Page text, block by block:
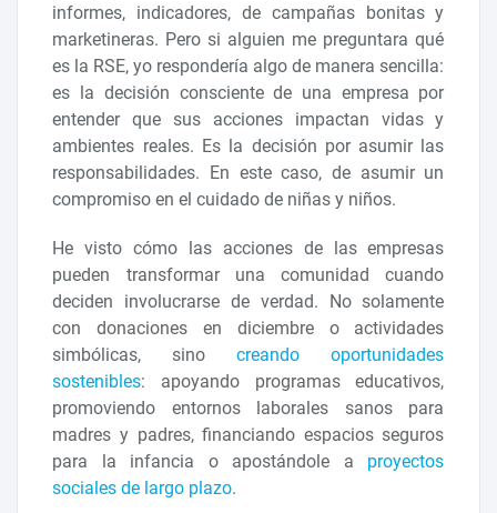
informes, indicadores, de campañas bonitas y
marketineras. Pero si alguien me preguntara qué
es la RSE, yo respondería algo de manera sencilla:
es la decisión consciente de una empresa por
entender que sus acciones impactan vidas y
ambientes reales. Es la decisión por asumir las
responsabilidades. En este caso, de asumir un
compromiso en el cuidado de niñas y niños.
He visto cómo las acciones de las empresas
pueden transformar una comunidad cuando
deciden involucrarse de verdad. No solamente
con donaciones en diciembre o actividades
simbólicas, sinocreando oportunidades
sostenibles: apoyando programas educativos,
promoviendo entornos laborales sanos para
madres y padres, financiando espacios seguros
para la infancia o apostándole a proyectos
sociales de largo plazo.